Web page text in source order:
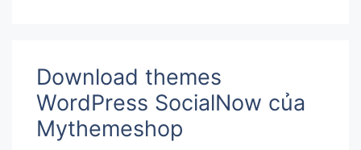
Download themes
WordPress SocialNow của
Mythemeshop